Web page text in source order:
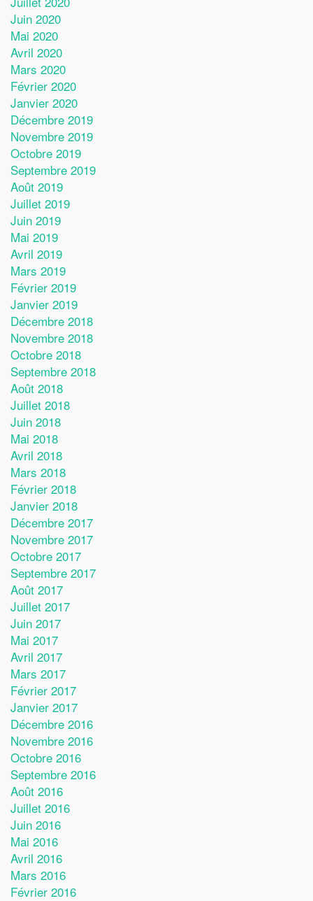
Juin 2020
Mai 2020
Avril 2020
Mars 2020
Février 2020
Janvier 2020
Décembre 2019
Novembre 2019
Octobre 2019
Septembre 2019
Août 2019
Juillet 2019
Juin 2019
Mai 2019
Avril 2019
Mars 2019
Février 2019
Janvier 2019
Décembre 2018
Novembre 2018
Octobre 2018
Septembre 2018
Août 2018
Juillet 2018
Juin 2018
Mai 2018
Avril 2018
Mars 2018
Février 2018
Janvier 2018
Décembre 2017
Novembre 2017
Octobre 2017
Septembre 2017
Août 2017
Juillet 2017
Juin 2017
Mai 2017
Avril 2017
Mars 2017
Février 2017
Janvier 2017
Décembre 2016
Novembre 2016
Octobre 2016
Septembre 2016
Août 2016
Juillet 2016
Juin 2016
Mai 2016
Avril 2016
Mars 2016
Février 2016